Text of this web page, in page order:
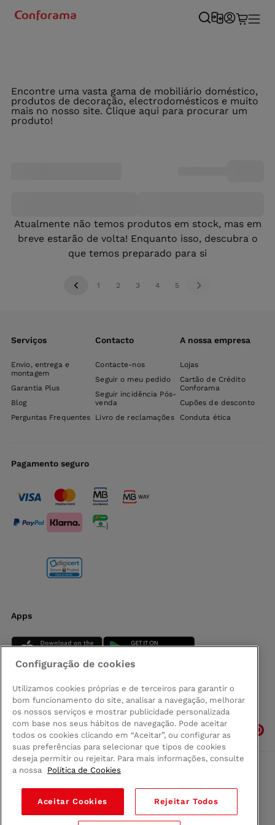
Encontre uma vasta gama de mobiliário doméstico,
produtos de decoração, electrodomésticos e muito
mais no nosso site. Clique aqui para procurar um
produto!
Atualmente não temos produtos em stock, mas em
breve estarão de volta! Enquanto isso, descubra o
que temos preparado para si
1 2 3 4 5
Serviços
Envio, entrega e
montagem
Garantia Plus
Blog
Perguntas Frequentes
Contacto
Contacte-nos
Seguir o meu pedido
Seguir incidência Pós-
venda
Livro de reclamações
A nossa empresa
Lojas
Cartão de Crédito
Conforama
Cupões de desconto
Conduta ética
Pagamento seguro
Apps
Siga-nos
Comprar na Madeira
Política de privacidad
Termos e Condições
Configuração de cookies
Utilizamos cookies próprias e de terceiros para garantir o
bom funcionamento do site, analisar a navegação, melhorar
os nossos serviços e mostrar publicidade personalizada
com base nos seus hábitos de navegação. Pode aceitar
todos os cookies clicando em “Aceitar”, ou configurar as
suas preferências para selecionar que tipos de cookies
deseja permitir ou rejeitar. Para mais informações, consulte
a nossa
Política de Cookies
Aceitar Cookies Rejeitar Todos